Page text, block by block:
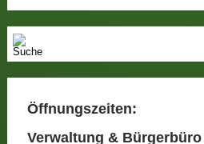
Öffnungszeiten:
Verwaltung & Bürgerbüro